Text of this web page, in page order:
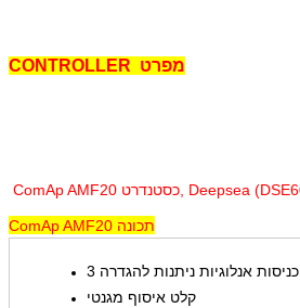
CONTROLLER מפרט
ComAp AMF20 תכונה
3 כניסות אנלוגיות ניתנות להגדרה
קלט איסוף מגנטי